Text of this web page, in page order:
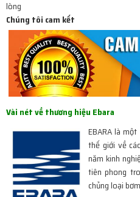
lòng
Chúng tôi cam kết
Vài nét về thương hiệu Ebara
EBARA là
thế giới về
năm kinh
tiên phong
chủng loại